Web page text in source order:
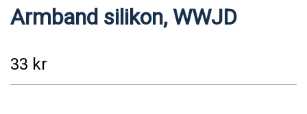
Armband silikon, WWJD
33 kr